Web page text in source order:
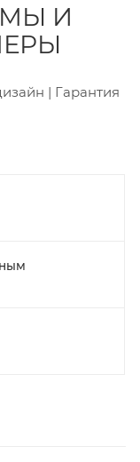
И
| Гарантия